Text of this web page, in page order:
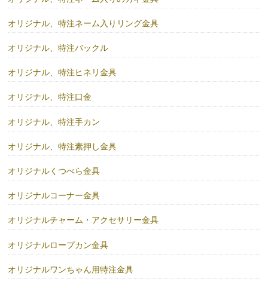
オリジナル、特注ネーム入りリング金具
オリジナル、特注バックル
オリジナル、特注ヒネリ金具
オリジナル、特注口金
オリジナル、特注手カン
オリジナル、特注素押し金具
オリジナルくつべら金具
オリジナルコーナー金具
オリジナルチャーム・アクセサリー金具
オリジナルロープカン金具
オリジナルワンちゃん用特注金具